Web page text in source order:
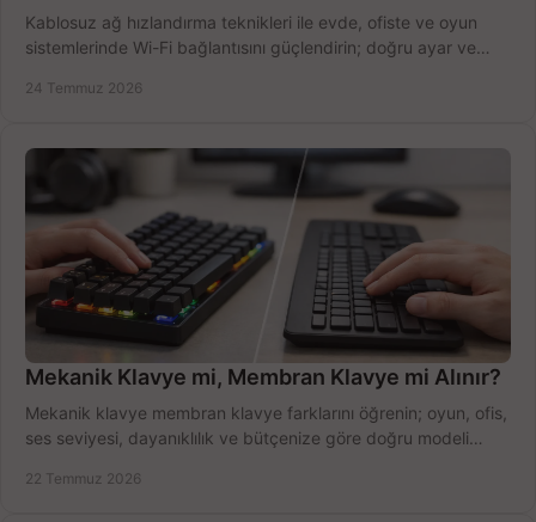
Kablosuz ağ hızlandırma teknikleri ile evde, ofiste ve oyun
sistemlerinde Wi-Fi bağlantısını güçlendirin; doğru ayar ve
24 Temmuz 2026
Mekanik Klavye mi, Membran Klavye mi Alınır?
Mekanik klavye membran klavye farklarını öğrenin; oyun, ofis,
ses seviyesi, dayanıklılık ve bütçenize göre doğru modeli
22 Temmuz 2026